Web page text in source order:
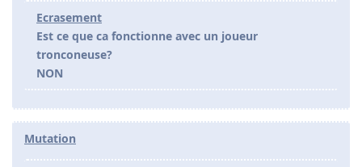
Ecrasement
Est ce que ca fonctionne avec un joueur
tronconeuse?
NON
Mutation